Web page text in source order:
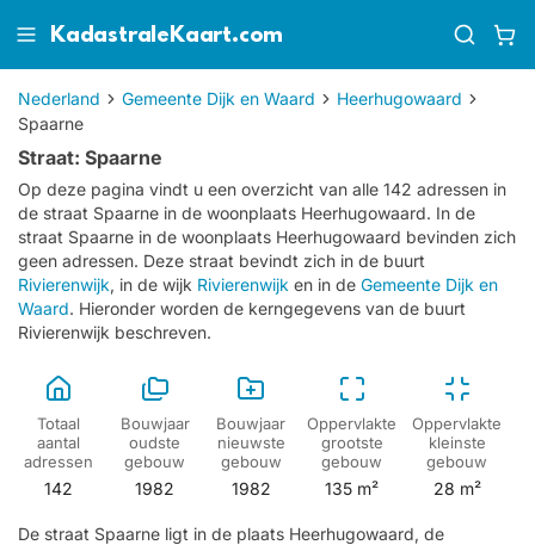
KadastraleKaart.com
Nederland Gemeente Dijk en Waard
Heerhugowaard
Spaarne
Straat: Spaarne
Op deze pagina vindt u een overzicht van alle 142 adressen in
de straat Spaarne in de woonplaats Heerhugowaard. In de
straat Spaarne in de woonplaats Heerhugowaard bevinden zich
geen adressen. Deze straat bevindt zich in de buurt
Rivierenwijk, in de wijk Rivierenwijk en in de Gemeente Dijk en
Waard. Hieronder worden de kerngegevens van de buurt
Rivierenwijk beschreven.
Totaal
aantal
adressen
142
Bouwjaar
oudste
gebouw
1982
Bouwjaar
nieuwste
gebouw
1982
Oppervlakte
grootste
gebouw
135 m²
Oppervlakte
kleinste
gebouw
28 m²
De straat Spaarne ligt in de plaats Heerhugowaard, de